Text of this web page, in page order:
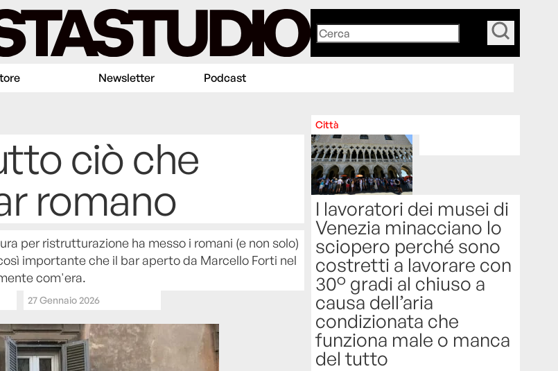
Newsletter Podcast
ciò che
romano
per ristrutturazione ha messo i romani (e non solo)
importante che il bar aperto da Marcello Forti nel
com'era.
27 Gennaio 2026
Città
I lavoratori dei musei di
Venezia minacciano lo
sciopero perché sono
costretti a lavorare con
30° gradi al chiuso a
causa dell’aria
condizionata che
funziona male o manca
del tutto